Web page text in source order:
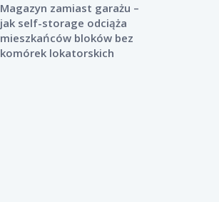
Magazyn zamiast garażu –
jak self-storage odciąża
mieszkańców bloków bez
komórek lokatorskich